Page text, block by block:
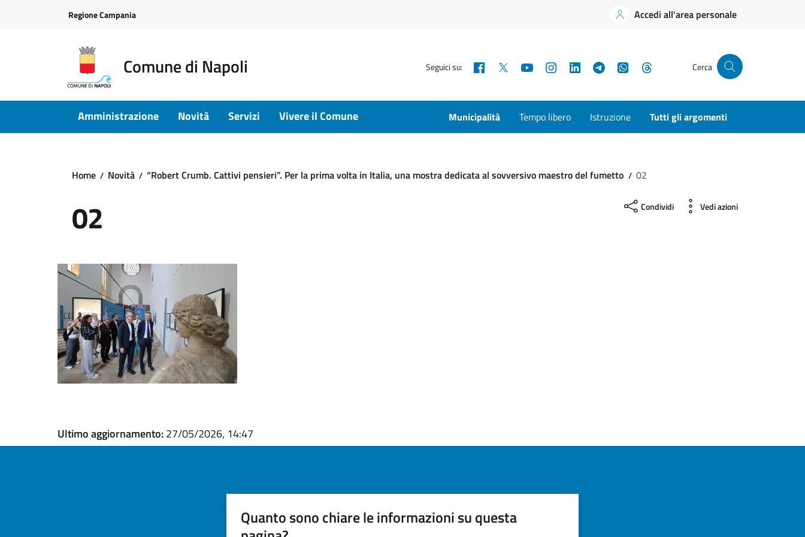
Regione Campania Accedi all'area personale
Comune di Napoli Seguici su: Facebook YouTubeInstagramLinkedInTelegramWhatsApp Cerca
Amministrazione Novità Servizi Vivere il Comune Municipalità Tempo libero Istruzione Tutti gli argomenti
Home Novità “Robert Crumb. Cattivi pensieri”. Per la prima volta in Italia, una mostra dedicata al sovversivo maestro del fumetto 02
02 Condividi Vedi azioni
Ultimo aggiornamento:27/05/2026, 14:47
Quanto sono chiare le informazioni su questa